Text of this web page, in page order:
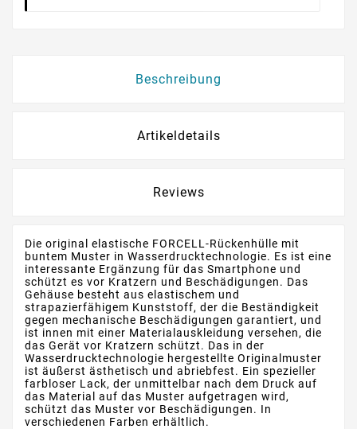
Beschreibung
Artikeldetails
Reviews
Die original elastische FORCELL-Rückenhülle mit
buntem Muster in Wasserdrucktechnologie. Es ist eine
interessante Ergänzung für das Smartphone und
schützt es vor Kratzern und Beschädigungen. Das
Gehäuse besteht aus elastischem und
strapazierfähigem Kunststoff, der die Beständigkeit
gegen mechanische Beschädigungen garantiert, und
ist innen mit einer Materialauskleidung versehen, die
das Gerät vor Kratzern schützt. Das in der
Wasserdrucktechnologie hergestellte Originalmuster
ist äußerst ästhetisch und abriebfest. Ein spezieller
farbloser Lack, der unmittelbar nach dem Druck auf
das Material auf das Muster aufgetragen wird,
schützt das Muster vor Beschädigungen. In
verschiedenen Farben erhältlich.